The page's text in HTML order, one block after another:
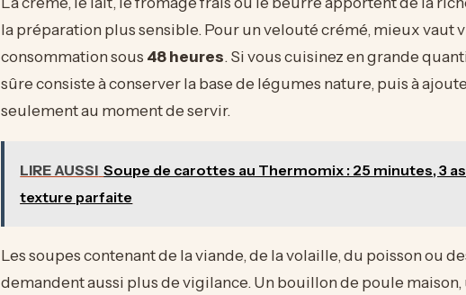
la préparation plus sensible. Pour un velouté crémé, mieux vaut
consommation sous 48 heures. Si vous cuisinez en grande
sûre consiste à conserver la base de légumes nature, puis à
seulement au moment de servir.
LIRE AUSSI Soupe de carottes au Thermomix : 25 minutes, 3
texture parfaite
Les soupes contenant de la viande, de la volaille, du poisson ou
demandent aussi plus de vigilance. Un bouillon de poule maison,